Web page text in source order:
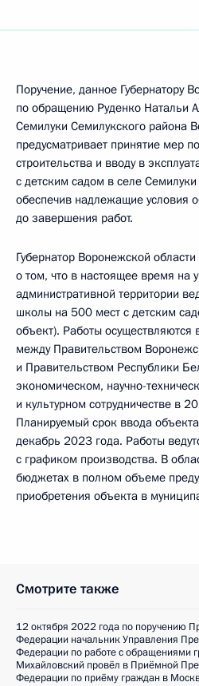
Поручение, данное Губернатору
по обращению Руденко Натальи
Семилуки Семилукского района
предусматривает принятие мер
строительства и вводу в
с детским садом в селе
обеспечив надлежащие условия
до завершения работ.
Губернатор Воронежской
о том, что в настоящее время на
административной территории
школы на 500 мест с детским
объект). Работы
между Правительством
и Правительством Республики
экономическом, научно-
и культурном сотрудничестве в
Планируемый срок ввода
декабрь 2023 года. Работы
с графиком производства. В
бюджетах в полном объеме
приобретения объекта в
Смотрите также
12 октября 2022 года по поручению
Федерации начальник Управления
Федерации по работе с обращениями
Михайловский провёл в Приёмной
Федерации по приёму граждан в